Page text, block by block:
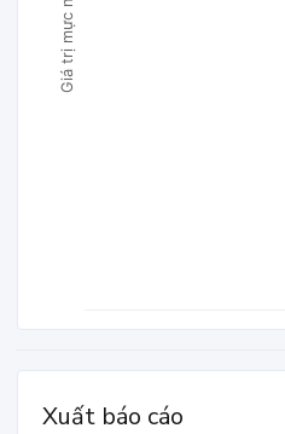
Giá trị mực nước
Xuất báo cáo